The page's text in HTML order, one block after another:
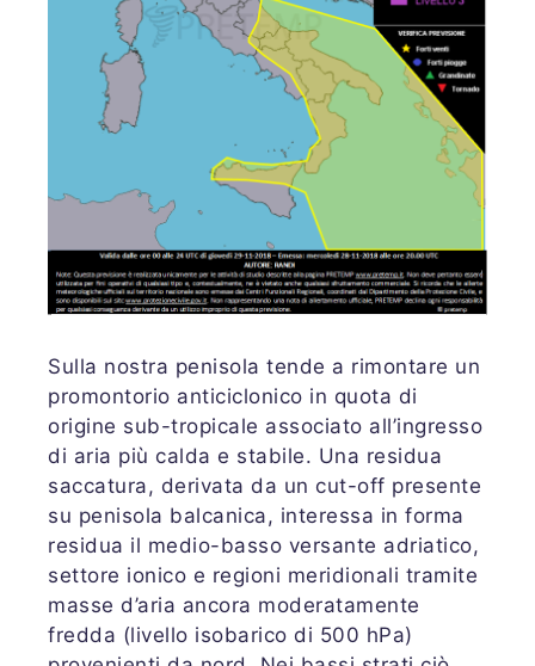
Sulla nostra penisola tende a rimontare un
promontorio anticiclonico in quota di
origine sub-tropicale associato all’ingresso
di aria più calda e stabile. Una residua
saccatura, derivata da un cut-off presente
su penisola balcanica, interessa in forma
residua il medio-basso versante adriatico,
settore ionico e regioni meridionali tramite
masse d’aria ancora moderatamente
fredda (livello isobarico di 500 hPa)